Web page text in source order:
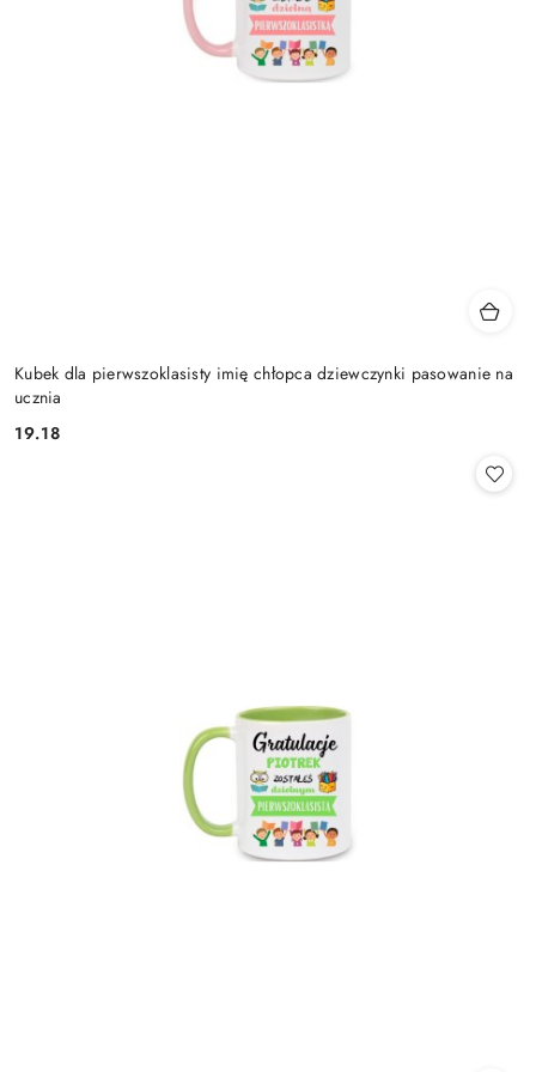
Kubek dla pierwszoklasisty imię chłopca dziewczynki pasowanie na
ucznia
Cena:
19.18